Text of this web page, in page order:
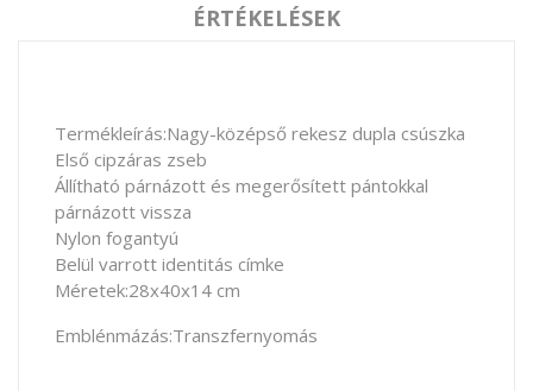
ÉRTÉKELÉSEK
Termékleírás:Nagy-középső rekesz dupla csúszka
Első cipzáras zseb
Állítható párnázott és megerősített pántokkal
párnázott vissza
Nylon fogantyú
Belül varrott identitás címke
Méretek:28x40x14 cm
Emblénmázás:Transzfernyomás